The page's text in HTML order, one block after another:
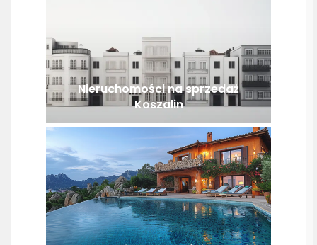
Nieruchomości na sprzedaż
Koszalin